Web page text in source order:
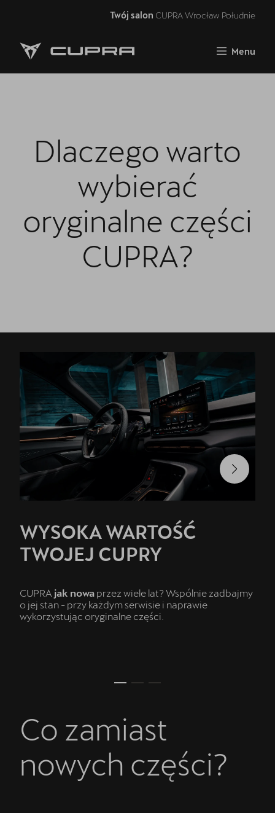
Twój salon CUPRA Wrocław Południe
Menu
Strona główna
5 lat gwarancji
Oryginalne części zamienne
Akcesoria CUPRA
Dlaczego warto
wybierać
oryginalne części
CUPRA?
WYSOKA WARTOŚĆ
TWOJEJ CUPRY
CUPRA jak nowa przez wiele lat? Wspólnie zadbajmy
o jej stan - przy każdym serwisie i naprawie
wykorzystując oryginalne części.
Co zamiast
nowych części?